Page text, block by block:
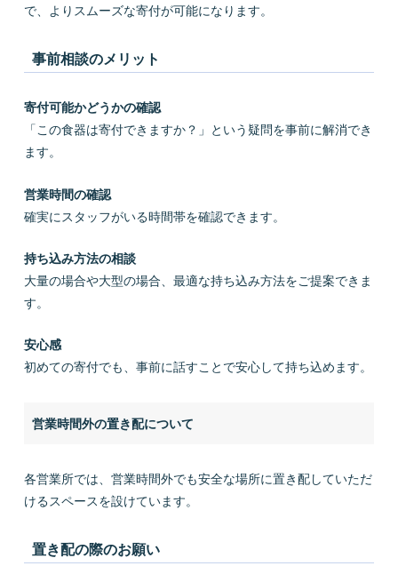
で、よりスムーズな寄付が可能になります。
事前相談のメリット
寄付可能かどうかの確認
「この食器は寄付できますか？」という疑問を事前に解消でき
ます。
営業時間の確認
確実にスタッフがいる時間帯を確認できます。
持ち込み方法の相談
大量の場合や大型の場合、最適な持ち込み方法をご提案できま
す。
安心感
初めての寄付でも、事前に話すことで安心して持ち込めます。
営業時間外の置き配について
各営業所では、営業時間外でも安全な場所に置き配していただ
けるスペースを設けています。
置き配の際のお願い